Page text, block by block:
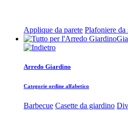
Applique da parete Plafoniere
Arredo Giardino
Categorie ordine alfabetico
Barbecue Casette da giardino